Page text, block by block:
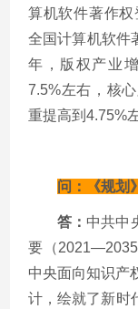
算机软件著作
全国计算机软件
年，版权产业
7.5%左右，核
重提高到 4.75%
问：《规划
答： 中共中
要（2021—2035
中央面向知识产
计，绘就了新时